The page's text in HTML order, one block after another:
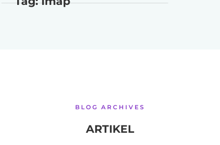
BLOG ARCHIVES
ARTIKEL